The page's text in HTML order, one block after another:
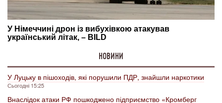
НОВИНИ
У Луцьку в пішоходів, які порушили ПДР, знайшли наркотики
Сьогодні 15:25
Внаслідок атаки РФ пошкоджено підприємство «Кромберг